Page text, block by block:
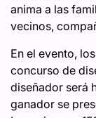
anima a las
vecinos,
En el evento,
concurso de
diseñador será
ganador se